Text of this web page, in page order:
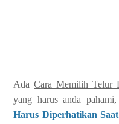
Ada Cara Memilih Telur
yang harus anda
Harus Diperhatikan